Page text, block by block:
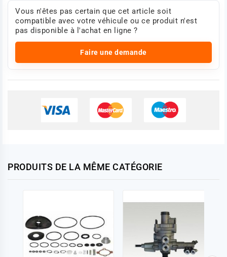
Vous n'êtes pas certain que cet article soit
compatible avec votre véhicule ou ce produit n'est
pas disponible à l'achat en ligne ?
Faire une demande
PRODUITS DE LA MÊME CATÉGORIE